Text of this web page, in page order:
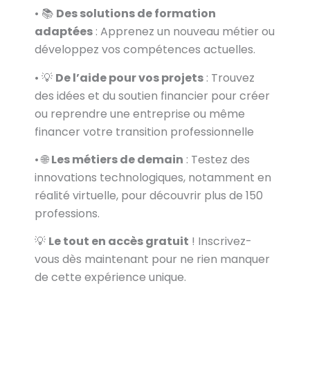
• 📚 Des solutions de formation
adaptées : Apprenez un nouveau métier ou
développez vos compétences actuelles.
• 💡 De l’aide pour vos projets : Trouvez
des idées et du soutien financier pour créer
ou reprendre une entreprise ou même
financer votre transition professionnelle
• 🌐Les métiers de demain : Testez des
innovations technologiques, notamment en
réalité virtuelle, pour découvrir plus de 150
professions.
💡 Le tout en accès gratuit ! Inscrivez-
vous dès maintenant pour ne rien manquer
de cette expérience unique.